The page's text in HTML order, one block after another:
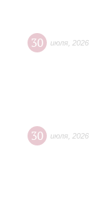
30 июля 2026
30 июля 2026